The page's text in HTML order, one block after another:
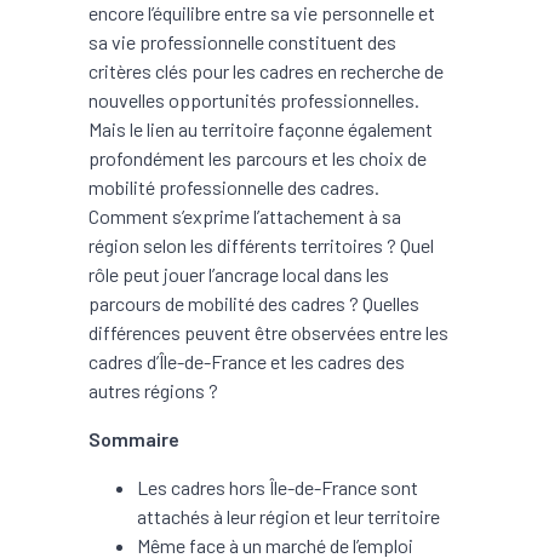
encore l’équilibre entre sa vie personnelle et
sa vie professionnelle constituent des
critères clés pour les cadres en recherche de
nouvelles opportunités professionnelles.
Mais le lien au territoire façonne également
profondément les parcours et les choix de
mobilité professionnelle des cadres.
Comment s’exprime l’attachement à sa
région selon les différents territoires ? Quel
rôle peut jouer l’ancrage local dans les
parcours de mobilité des cadres ? Quelles
différences peuvent être observées entre les
cadres d’Île-de-France et les cadres des
autres régions ?
Sommaire
Les cadres hors Île-de-France sont
attachés à leur région et leur territoire
Même face à un marché de l’emploi